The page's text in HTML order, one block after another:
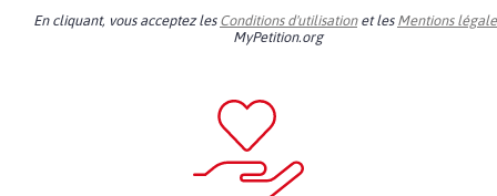
En cliquant, vous acceptez les Conditions d'utilisationet les Mentions
MyPetition.org